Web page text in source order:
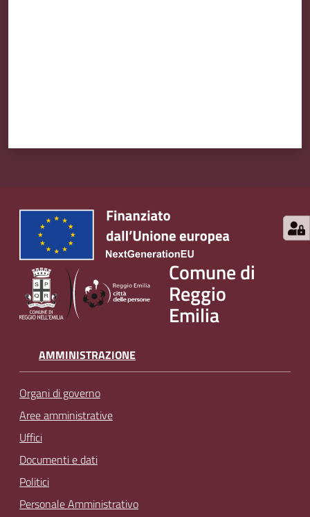
Comune di
Reggio
Emilia
AMMINISTRAZIONE
Organi di governo
Aree amministrative
Uffici
Documenti e dati
Politici
Personale Amministrativo